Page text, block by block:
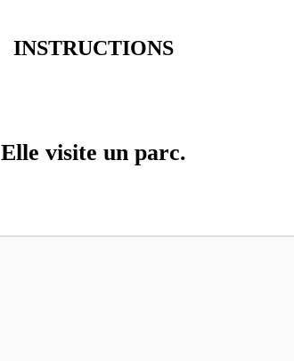
INSTRUCTIONS
Elle visite un parc.